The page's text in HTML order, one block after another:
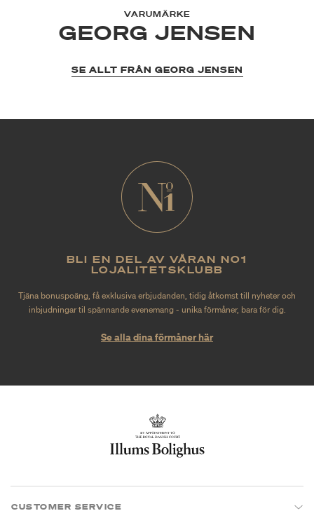
VARUMÄRKE
GEORG JENSEN
SE ALLT FRÅN GEORG JENSEN
BLI EN DEL AV VÅRAN NO1
LOJALITETSKLUBB
Tjäna bonuspoäng, få exklusiva erbjudanden, tidig åtkomst till nyheter och
inbjudningar til spännande evenemang - unika förmåner, bara för dig.
Se alla dina förmåner här
CUSTOMER SERVICE